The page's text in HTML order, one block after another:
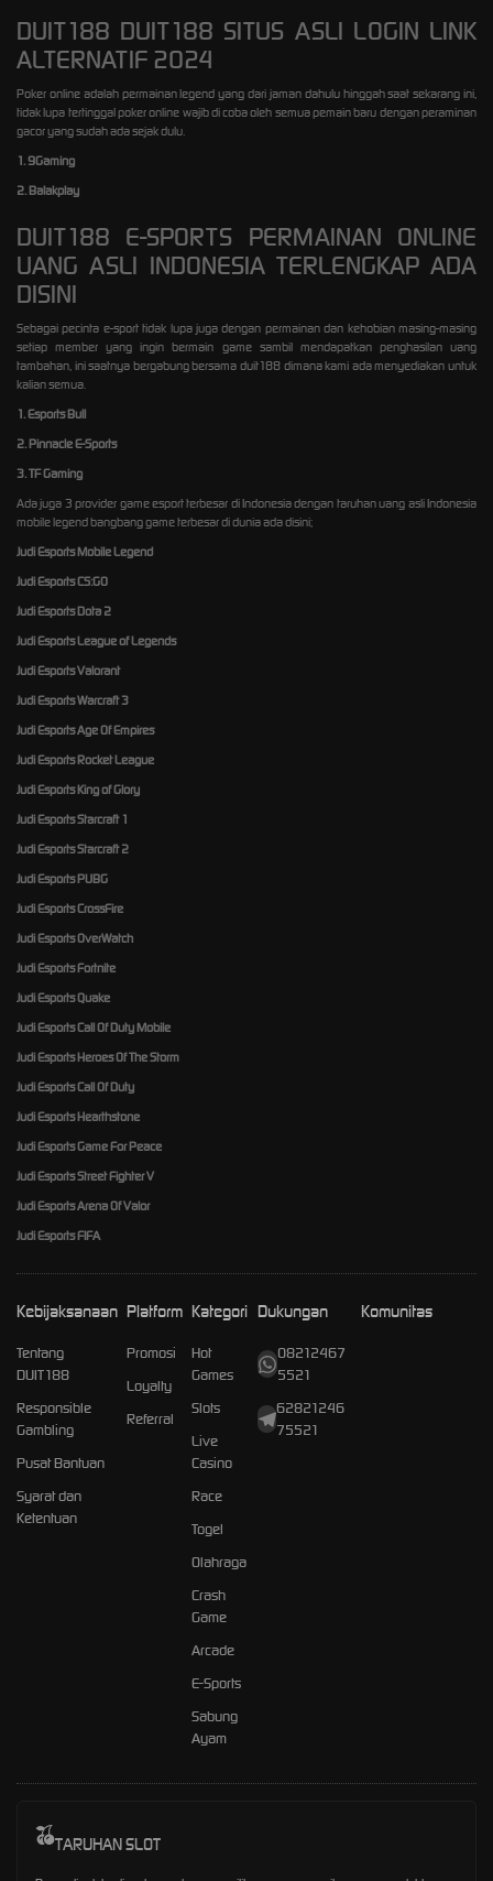
DUIT188 DUIT188 SITUS ASLI LOGIN LINK
ALTERNATIF 2024
Poker online adalah permainan legend yang dari jaman dahulu hinggah saat sekarang ini,
tidak lupa tertinggal poker online wajib di coba oleh semua pemain baru dengan peraminan
gacor yang sudah ada sejak dulu.
1. 9Gaming
2. Balakplay
DUIT188 E-SPORTS PERMAINAN ONLINE
UANG ASLI INDONESIA TERLENGKAP ADA
DISINI
Sebagai pecinta e-sport tidak lupa juga dengan permainan dan kehobian masing-masing
setiap member yang ingin bermain game sambil mendapatkan penghasilan uang
tambahan, ini saatnya bergabung bersama duit188 dimana kami ada menyediakan untuk
kalian semua.
1. Esports Bull
2. Pinnacle E-Sports
3. TF Gaming
Ada juga 3 provider game esport terbesar di Indonesia dengan taruhan uang asli Indonesia
mobile legend bangbang game terbesar di dunia ada disini;
Judi Esports Mobile Legend
Judi Esports CS:GO
Judi Esports Dota 2
Judi Esports League of Legends
Judi Esports Valorant
Judi Esports Warcraft 3
Judi Esports Age Of Empires
Judi Esports Rocket League
Judi Esports King of Glory
Judi Esports Starcraft 1
Judi Esports Starcraft 2
Judi Esports PUBG
Judi Esports CrossFire
Judi Esports OverWatch
Judi Esports Fortnite
Judi Esports Quake
Judi Esports Call Of Duty Mobile
Judi Esports Heroes Of The Storm
Judi Esports Call Of Duty
Judi Esports Hearthstone
Judi Esports Game For Peace
Judi Esports Street Fighter V
Judi Esports Arena Of Valor
Judi Esports FIFA
Kebijaksanaan
Tentang
DUIT188
Responsible
Gambling
Pusat Bantuan
Syarat dan
Ketentuan
Platform
Promosi
Loyalty
Referral
Kategori
Hot
Games
Slots
Live
Casino
Race
Togel
Olahraga
Crash
Game
Arcade
E-Sports
Sabung
Ayam
Dukungan
08212467
5521
62821246
75521
Komunitas
TARUHAN SLOT